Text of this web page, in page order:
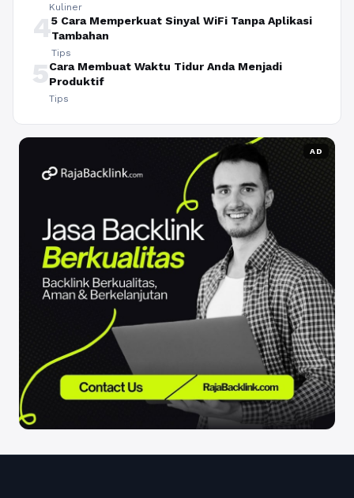
Kuliner
45 Cara Memperkuat Sinyal WiFi Tanpa Aplikasi
Tambahan
Tips
5Cara Membuat Waktu Tidur Anda Menjadi
Produktif
Tips
AD